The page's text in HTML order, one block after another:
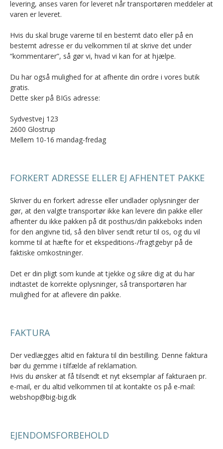
levering, anses varen for leveret når transportøren meddeler at
varen er leveret.
Hvis du skal bruge varerne til en bestemt dato eller på en
bestemt adresse er du velkommen til at skrive det under
“kommentarer”, så gør vi, hvad vi kan for at hjælpe.
Du har også mulighed for at afhente din ordre i vores butik
gratis.
Dette sker på BIGs adresse:
Sydvestvej 123
2600 Glostrup
Mellem 10-16 mandag-fredag
FORKERT ADRESSE ELLER EJ AFHENTET PAKKE
Skriver du en forkert adresse eller undlader oplysninger der
gør, at den valgte transportør ikke kan levere din pakke eller
afhenter du ikke pakken på dit posthus/din pakkeboks inden
for den angivne tid, så den bliver sendt retur til os, og du vil
komme til at hæfte for et ekspeditions-/fragtgebyr på de
faktiske omkostninger.
Det er din pligt som kunde at tjekke og sikre dig at du har
indtastet de korrekte oplysninger, så transportøren har
mulighed for at aflevere din pakke.
FAKTURA
Der vedlægges altid en faktura til din bestilling. Denne faktura
bør du gemme i tilfælde af reklamation.
Hvis du ønsker at få tilsendt et nyt eksemplar af fakturaen pr.
e-mail, er du altid velkommen til at kontakte os på e-mail:
webshop@big-big.dk
EJENDOMSFORBEHOLD